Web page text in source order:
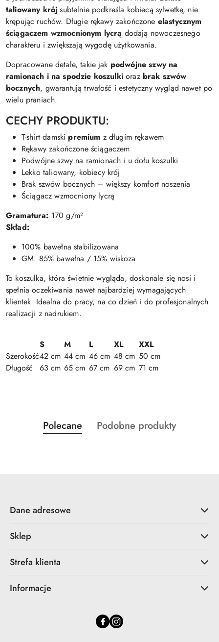
taliowany krój subtelnie podkreśla kobiecą sylwetkę, nie
krępując ruchów. Długie rękawy zakończone elastycznym
ściągaczem wzmocnionym lycrą dodają nowoczesnego
charakteru i zwiększają wygodę użytkowania.
Dopracowane detale, takie jak podwójne szwy na
ramionach i na spodzie koszulkioraz brak szwów
bocznych, gwarantują trwałość i estetyczny wygląd nawet po
wielu praniach.
CECHY PRODUKTU:
T-shirt damski premium z długim rękawem
Rękawy zakończone ściągaczem
Podwójne szwy na ramionach i u dołu koszulki
Lekko taliowany, kobiecy krój
Brak szwów bocznych – większy komfort noszenia
Ściągacz wzmocniony lycrą
Gramatura: 170 g/m²
Skład:
100% bawełna stabilizowana
GM: 85% bawełna / 15% wiskoza
To koszulka, która świetnie wygląda, doskonale się nosi i
spełnia oczekiwania nawet najbardziej wymagających
klientek. Idealna do pracy, na co dzień i do profesjonalnych
realizacji z nadrukiem.
S M L XL
XXL
Szerokość42 cm 44 cm 46 cm 48 cm 50 cm
Długość
63 cm 65 cm 67 cm 69 cm 71 cm
Pomiń karuzelę produktów
Produkty
o
Polecane
Produkty
Podobne produkty
Dane adresowe
Sklep
Strefa klienta
Informacje